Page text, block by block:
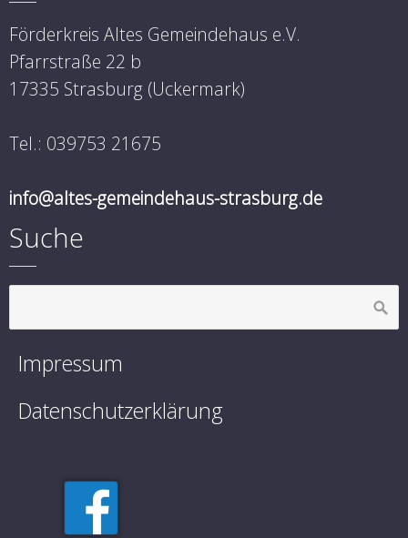
Förderkreis Altes Gemeindehaus e.V.
Pfarrstraße 22 b
17335 Strasburg (Uckermark)
Tel.: 039753 21675
info@altes-gemeindehaus-strasburg.de
Suche
Impressum
Datenschutzerklärung